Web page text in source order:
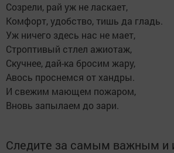
Созрели, рай уж не ласкает,
Комфорт, удобство, тишь да гладь.
Уж ничего здесь нас не мает,
Строптивый стлел ажиотаж,
Скучнее, дай-ка бросим жару,
Авось проснемся от хандры.
И свежим мающем пожаром,
Вновь запылаем до зари.
Следите за самым важным и